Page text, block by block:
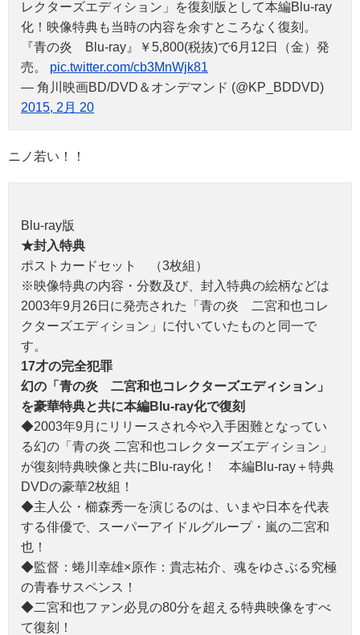
レクターズエディション」を復刻版として本編Blu-ray
化！映像特典も当時の内容を余すところなく復刻。
『青の炎 Blu-ray』￥5,800(税抜)で6月12日（金）発
売。 pic.twitter.com/cb3MnWjk81
— 角川映画BD/DVD＆オンデマンド (@KP_BDDVD)
2015, 2月 20
ニノ若い！！
Blu-ray版
★封入特典
ポストカードセット （3枚組）
※映像特典の内容・分数及び、封入特典の絵柄などは
2003年9月26日に発売された「青の炎 二宮和也コレ
クターズエディション」に付いていたものと同一で
す。
17才の完全犯罪
幻の「青の炎 二宮和也コレクターズエディション」
を豪華特典と共に本編Blu-ray化で復刻
◆2003年9月にリリースされ今や入手困難となってい
る幻の「青の炎 二宮和也コレクターズエディション」
が復刻特典映像と共にBlu-ray化！ 本編Blu-ray＋特典
DVDの豪華2枚組！
◆主人公・櫛森秀一を演じるのは、いまや日本を代表
する俳優で、スーパーアイドルグループ・嵐の二宮和
也！
◆監督：蜷川幸雄×原作：貴志祐介、魂をゆさぶる究極
の青春サスペンス！
◆二宮和也ファン必見の80分を超える特典映像をすべ
て復刻！